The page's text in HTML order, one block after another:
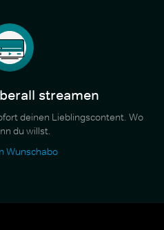
streamen
deinen Lieblingscontent. Wo
du willst.
Wunschabo